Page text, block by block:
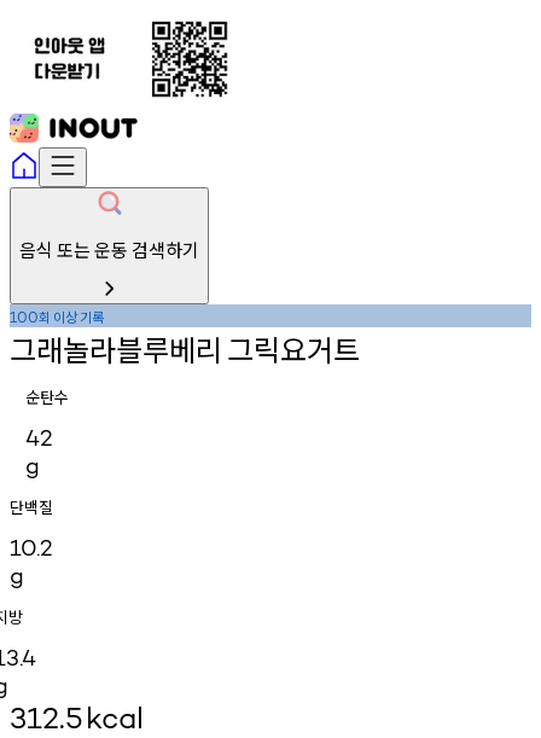
음식 또는 운동 검색하기
100회 이상기록
그래놀라블루베리 그릭요거트
순탄수
42
g
단백질
10.2
g
방
312.5kcal